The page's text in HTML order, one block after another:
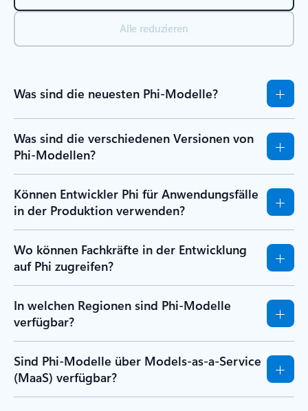
Alle reduzieren
Was sind die neuesten Phi-Modelle?
Was sind die verschiedenen Versionen von
Phi-Modellen?
Können Entwickler Phi für Anwendungsfälle
in der Produktion verwenden?
Wo können Fachkräfte in der Entwicklung
auf Phi zugreifen?
In welchen Regionen sind Phi-Modelle
verfügbar?
Sind Phi-Modelle über Models-as-a-Service
(MaaS) verfügbar?